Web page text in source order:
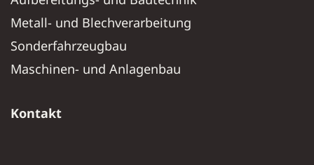
Metall- und Blechverarbeitung
Sonderfahrzeugbau
Maschinen- und Anlagenbau
Kontakt